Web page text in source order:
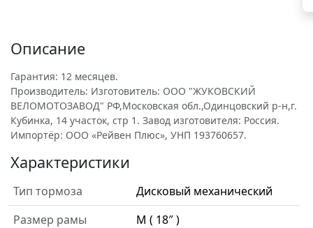
Описание
Гарантия: 12 месяцев.
Производитель: Изготовитель: ООО "ЖУКОВСКИЙ
ВЕЛОМОТОЗАВОД" РФ,Московская обл.,Одинцовский р-н,г.
Кубинка, 14 участок, стр 1. Завод изготовителя: Россия.
Импортёр: ООО «Рейвен Плюс», УНП 193760657.
Характеристики
Тип тормоза
Дисковый механический
Размер рамы
M ( 18″ )